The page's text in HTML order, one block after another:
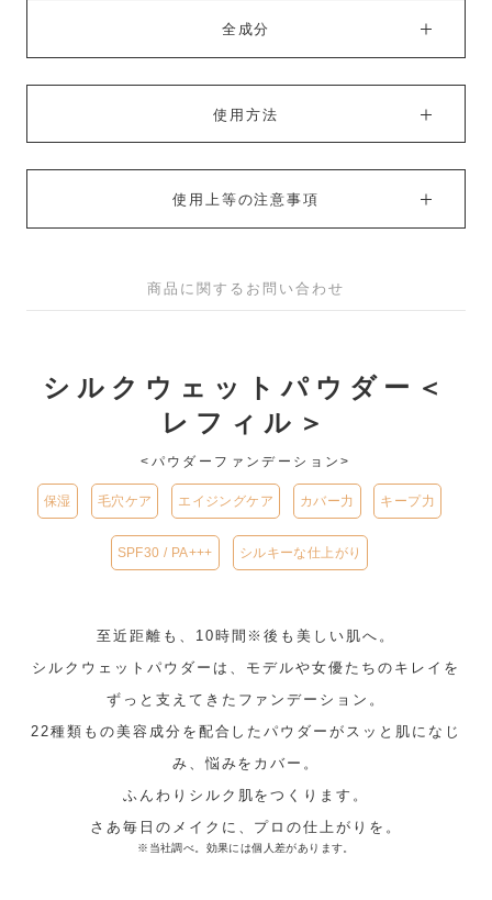
全成分
使用方法
使用上等の注意事項
商品に関するお問い合わせ
シルクウェットパウダー＜
レフィル＞
<パウダーファンデーション>
保湿 毛穴ケア エイジングケア
シルキーな仕上がり
カバー力 キープ力
SPF30 / PA+++
至近距離も、10時間※後も美しい肌へ。
シルクウェットパウダーは、モデルや女優たちのキレイを
ずっと支えてきたファンデーション。
22種類もの美容成分を配合したパウダーが スッと肌になじ
み、悩みをカバー。
ふんわりシルク肌をつくります。
さあ毎日のメイクに、プロの仕上がりを。
※当社調べ。効果には個人差があります。